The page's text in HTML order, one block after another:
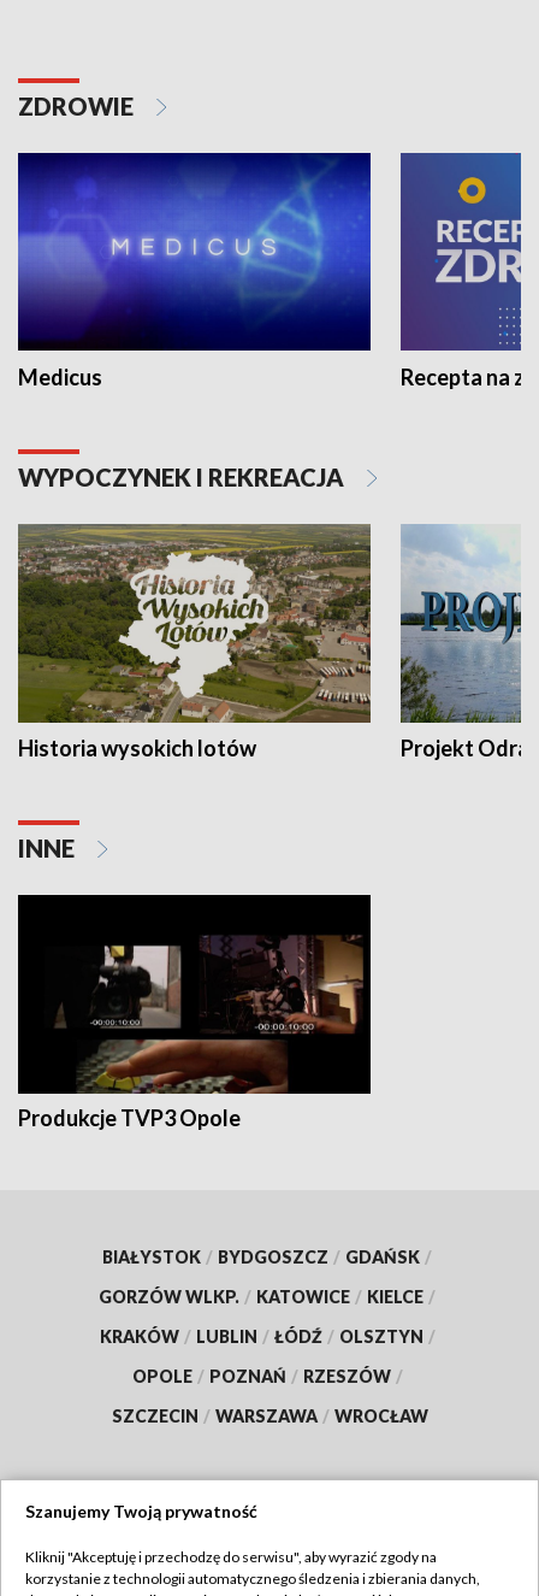
ZDROWIE
Medicus Recepta na
WYPOCZYNEK I REKREACJA
Historia wysokich lotów Projekt Odra
INNE
Produkcje TVP3 Opole
BIAŁYSTOK / BYDGOSZCZ / GDAŃSK /
GORZÓW WLKP. / KATOWICE / KIELCE /
KRAKÓW / LUBLIN / ŁÓDŹ / OLSZTYN /
OPOLE / POZNAŃ / RZESZÓW /
SZCZECIN / WARSZAWA / WROCŁAW
TVP
Szanujemy Twoją prywatność
Kliknij "Akceptuję i przechodzę do serwisu", aby wyrazić zgody na
korzystanie z technologii automatycznego śledzenia i zbierania danych,